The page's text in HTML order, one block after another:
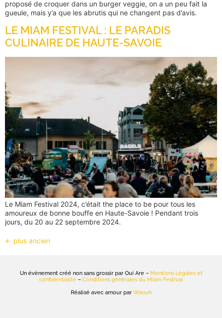
proposé de croquer dans un burger veggie, on a un peu fait la
gueule, mais y’a que les abrutis qui ne changent pas d’avis.
LE MIAM FESTIVAL : LE PARADIS
CULINAIRE DE HAUTE-SAVOIE
Le Miam Festival 2024, c’était the place to be pour tous les
amoureux de bonne bouffe en Haute-Savoie ! Pendant trois
jours, du 20 au 22 septembre 2024.
← plus ancien
Un évènement créé non sans grossir par Oui Are – Mentions Légales et
confidentialité – Conditions générales du Miam Festival
Réalisé avec amour par Waouh